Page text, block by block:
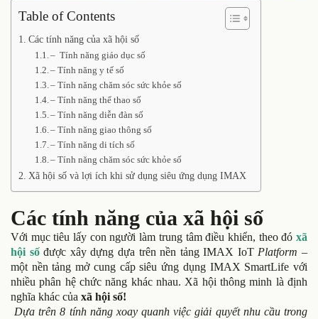
Table of Contents
Các tính năng của xã hội số
– Tính năng giáo dục số
– Tính năng y tế số
– Tính năng chăm sóc sức khỏe số
– Tính năng thể thao số
– Tính năng diễn đàn số
– Tính năng giao thông số
– Tính năng di tích số
– Tính năng chăm sóc sức khỏe số
Xã hội số và lợi ích khi sử dụng siêu ứng dụng IMAX
Các tính năng của xã hội số
Với mục tiêu lấy con người làm trung tâm điều khiển, theo đó xã
hội sốđược xây dựng dựa trên nền tảng IMAX IoT Platform –
một nền tảng mở cung cấp siêu ứng dụng IMAX SmartLife với
nhiều phân hệ chức năng khác nhau. Xã hội thông minh là định
nghĩa khác của xã hội số!
Dựa trên 8 tính năng xoay quanh việc giải quyết nhu cầu trong